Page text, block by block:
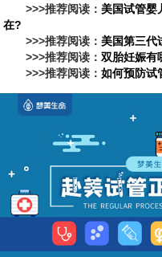
>>>推荐阅读： 美国试管婴
在?
>>>推荐阅读： 美国第三代
>>>推荐阅读： 双胎妊娠有
>>>推荐阅读： 如何预防试